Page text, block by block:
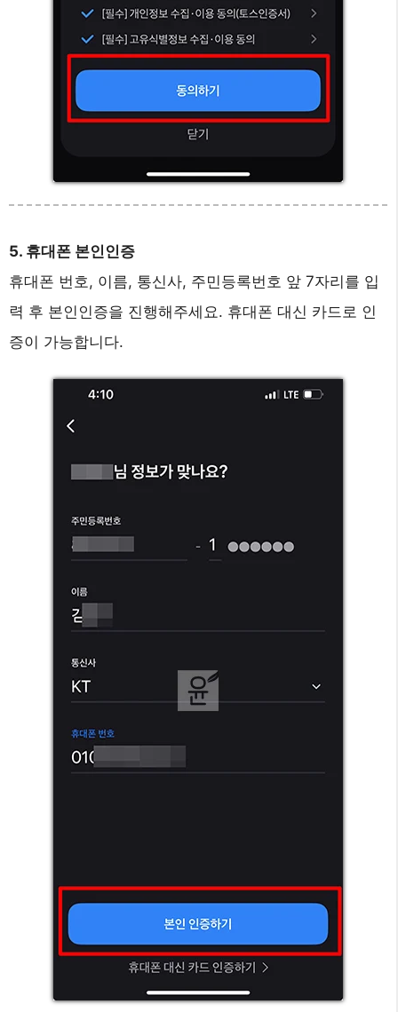
5. 휴대폰 본인인증
휴대폰 번호, 이름, 통신사, 주민등록번호 앞 7자리를 입
력 후 본인인증을 진행해주세요. 휴대폰 대신 카드로 인
증이 가능합니다.